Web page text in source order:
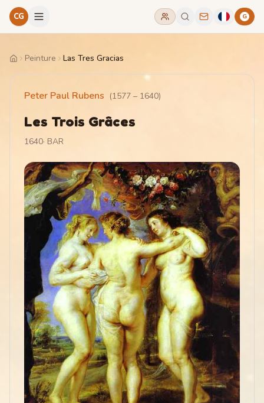
CG G
HomePeinture Las Tres Gracias
Peter Paul Rubens (1577 – 1640)
Les Trois Grâces
1640· BAR